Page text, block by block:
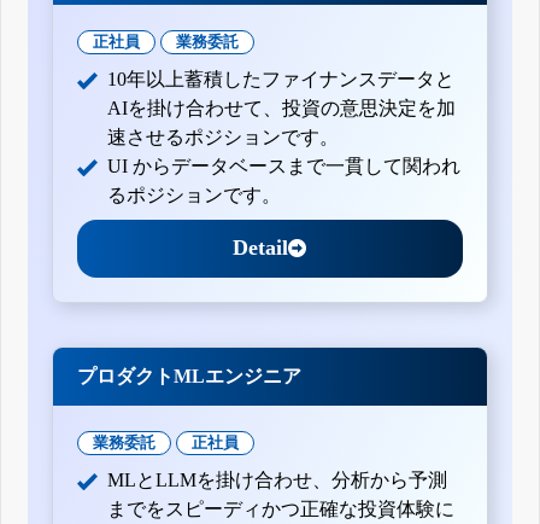
正社員 業務委託
10年以上蓄積したファイナンスデータと
AIを掛け合わせて、投資の意思決定を加
速させるポジションです。
UI からデータベースまで一貫して関われ
るポジションです。
Detail
プロダクトMLエンジニア
業務委託 正社員
MLとLLMを掛け合わせ、分析から予測
までをスピーディかつ正確な投資体験に